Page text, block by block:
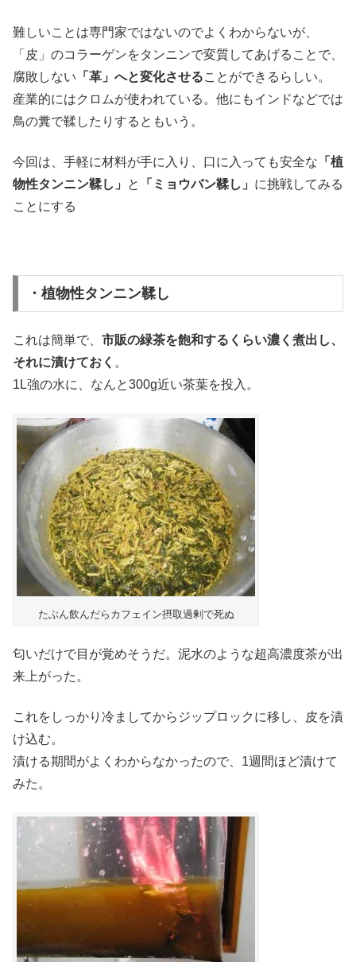
難しいことは専門家ではないのでよくわからないが、
「皮」のコラーゲンをタンニンで変質してあげることで、
腐敗しない 「革」へと変化させることができるらしい。
産業的にはクロムが使われている。他にもインドなどでは
鳥の糞で鞣したりするともいう。
今回は、手軽に材料が手に入り、口に入っても安全な 「植
物性タンニン鞣し」
と 「ミョウバン鞣し」 に挑戦してみる
ことにする
・植物性タンニン鞣し
これは簡単で、 市販の緑茶を飽和するくらい濃く煮出し、
それに漬けておく 。
1L強の水に、なんと300g近い茶葉を投入。
たぶん飲んだらカフェイン摂取過剰で死ぬ
匂いだけで目が覚めそうだ。泥水のような超高濃度茶が出
来上がった。
これをしっかり冷ましてからジップロックに移し、皮を漬
け込む。
漬ける期間がよくわからなかったので、1週間ほど漬けて
みた。